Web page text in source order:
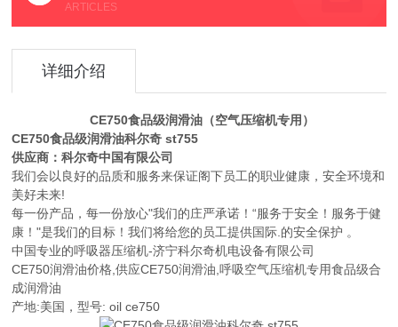
ARTICLES
详细介绍
CE750食品级润滑油（空气压缩机专用）
CE750食品级润滑油科尔奇 st755
供应商：科尔奇中国有限公司
我们会以良好的品质和服务来保证阁下员工的职业健康，安全环境和
美好未来!
每一份产品，每一份放心"我们的庄严承诺！“服务于安全！服务于健
康！"是我们的目标！我们将给您的员工提供国际.的安全保护 。
中国专业的呼吸器压缩机-济宁科尔奇机电设备有限公司
CE750润滑油价格,供应CE750润滑油,呼吸空气压缩机专用食品级合
成润滑油
产地:美国，型号: oil ce750